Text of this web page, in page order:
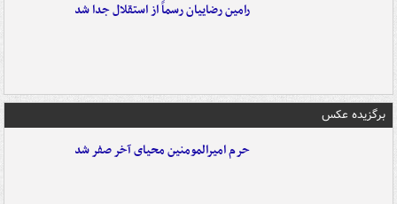
رامین رضاییان رسماً از استقلال جدا شد
برگزیده عکس
حرم امیرالمومنین محیای آخر صفر شد